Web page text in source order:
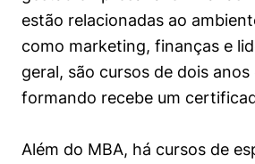
estão relacionadas ao
como marketing, finanças e
geral, são cursos de dois anos
formando recebe um
Além do MBA, há cursos de